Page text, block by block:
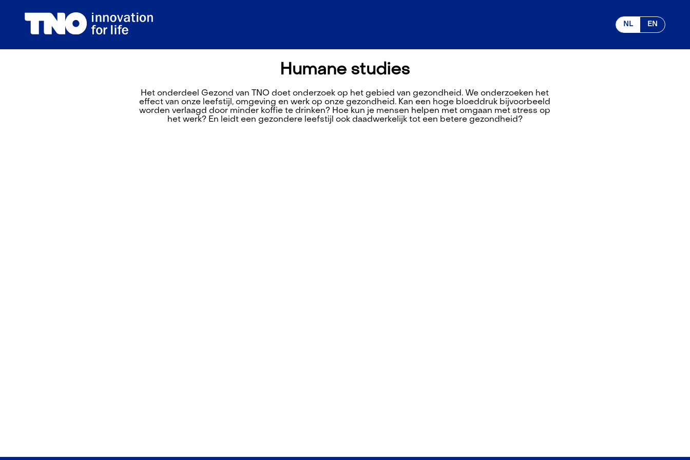
NL EN
Humane studies
Het onderdeel Gezond van TNO doet onderzoek op het gebied van gezondheid. We onderzoeken het
effect van onze leefstijl, omgeving en werk op onze gezondheid. Kan een hoge bloeddruk bijvoorbeeld
worden verlaagd door minder koffie te drinken? Hoe kun je mensen helpen met omgaan met stress op
het werk? En leidt een gezondere leefstijl ook daadwerkelijk tot een betere gezondheid?